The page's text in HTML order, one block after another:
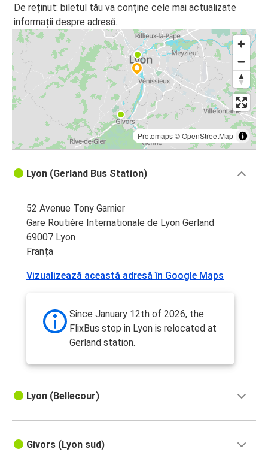
De reținut: biletul tău va conține cele mai actualizate
informații despre adresă.
Protomaps©OpenStreetMap
Lyon (Gerland Bus Station)
52 Avenue Tony Garnier
Gare Routière Internationale de Lyon Gerland
69007 Lyon
Franța
Vizualizează această adresă în Google Maps
Since January 12th of 2026, the
FlixBus stop in Lyon is relocated at
Gerland station.
Lyon (Bellecour)
Givors (Lyon sud)